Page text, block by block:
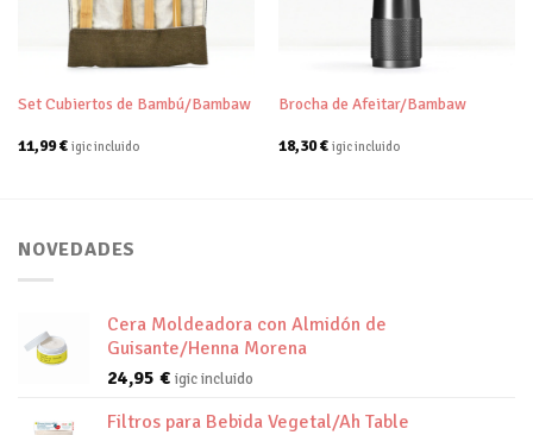
deseos
Set Cubiertos de Bambú/Bambaw
11,99€ igic incluido
Brocha de Afeitar/Bambaw
18,30€ igic incluido
NOVEDADES
Cera Moldeadora con Almidón de
Guisante/Henna Morena
24,95 € igic incluido
Filtros para Bebida Vegetal/Ah Table